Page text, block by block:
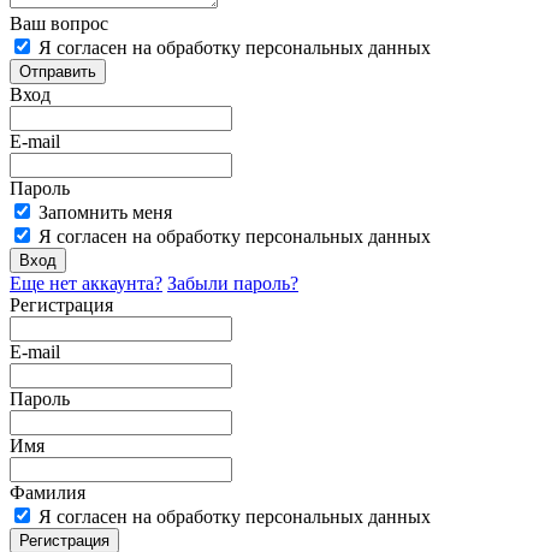
Ваш вопрос
Я согласен на обработку персональных данных
Отправить
Вход
E-mail
Пароль
Запомнить меня
Я согласен на обработку персональных данных
Вход
Еще нет аккаунта? Забыли пароль?
Регистрация
E-mail
Пароль
Имя
Фамилия
Я согласен на обработку персональных данных
Регистрация